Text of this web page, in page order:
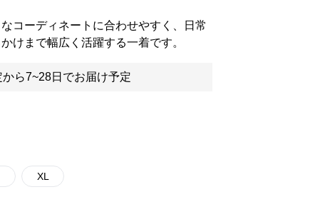
コーディネートに合わせやすく、日常
けまで幅広く活躍する一着です。
から7~28日でお届け予定
XL